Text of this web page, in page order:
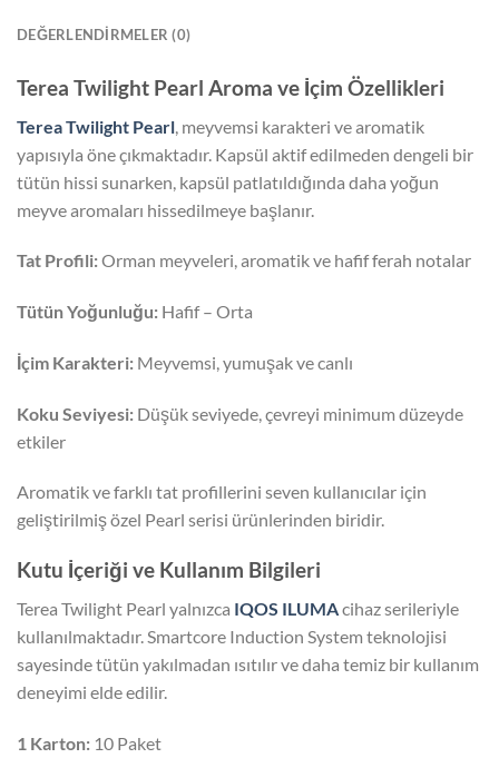
DEĞERLENDIRMELER (0)
Terea Twilight Pearl Aroma ve İçim Özellikleri
Terea Twilight Pearl , meyvemsi karakteri ve aromatik
yapısıyla öne çıkmaktadır. Kapsül aktif edilmeden dengeli bir
tütün hissi sunarken, kapsül patlatıldığında daha yoğun
meyve aromaları hissedilmeye başlanır.
Tat Profili:Orman meyveleri, aromatik ve hafif ferah notalar
Tütün Yoğunluğu: Hafif – Orta
İçim Karakteri: Meyvemsi, yumuşak ve canlı
Koku Seviyesi: Düşük seviyede, çevreyi minimum düzeyde
etkiler
Aromatik ve farklı tat profillerini seven kullanıcılar için
geliştirilmiş özel Pearl serisi ürünlerinden biridir.
Kutu İçeriği ve Kullanım Bilgileri
Terea Twilight Pearl yalnızca IQOS ILUMAcihaz serileriyle
kullanılmaktadır. Smartcore Induction System teknolojisi
sayesinde tütün yakılmadan ısıtılır ve daha temiz bir kullanım
deneyimi elde edilir.
1 Karton: 10 Paket